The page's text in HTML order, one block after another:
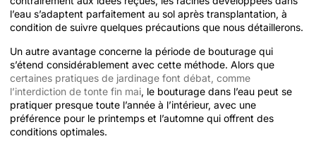
l’eau s’adaptent parfaitement au sol après transplantation, à
condition de suivre quelques précautions que nous détaillerons.
Un autre avantage concerne la période de bouturage qui
s’étend considérablement avec cette méthode. Alors que
certaines pratiques de jardinage font débat, comme
l’interdiction de tonte fin mai, le bouturage dans l’eau peut se
pratiquer presque toute l’année à l’intérieur, avec une
préférence pour le printemps et l’automne qui offrent des
conditions optimales.